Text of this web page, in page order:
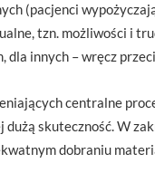
(pacjenci
tzn. możliwości i
dla innych – wręcz
centralne
dużą skuteczność. W
dobraniu